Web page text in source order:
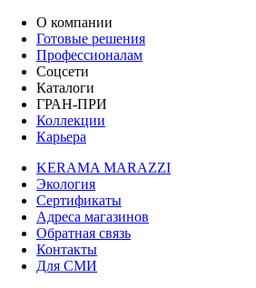
О компании
Готовые решения
Профессионалам
Соцсети
Каталоги
ГРАН-ПРИ
Коллекции
Карьера
KERAMA MARAZZI
Экология
Сертификаты
Адреса магазинов
Обратная связь
Контакты
Для СМИ